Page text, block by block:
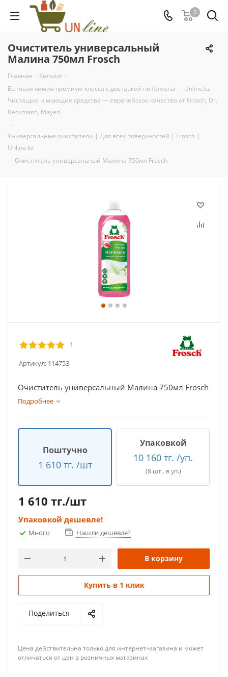
0
Очиститель универсальный
Малина 750мл Frosch
Главная - Каталог -
Бытовая химия премиум-класса с доставкой по Алматы — Unline.kz -
Чистящие и моющие средства — европейское качество от Frosch, Dr.
Beckmann, Mayeri
-
Универсальные очистители | Для всех поверхностей | Frosch |
Unline.kz
- Очиститель универсальный Малина 750мл Frosch
1
Артикул: 114753
Очиститель универсальный Малина 750мл Frosch
Подробнее
Поштучно
1 610 тг. /шт
Упаковкой
10 160 тг. /уп.
(8 шт . в уп.)
1 610 тг./шт
Упаковкой дешевле!
Много Нашли дешевле?
В корзину
Купить в 1 клик
Поделиться
Цена действительна только для интернет-магазина и может
отличаться от цен в розничных магазинах